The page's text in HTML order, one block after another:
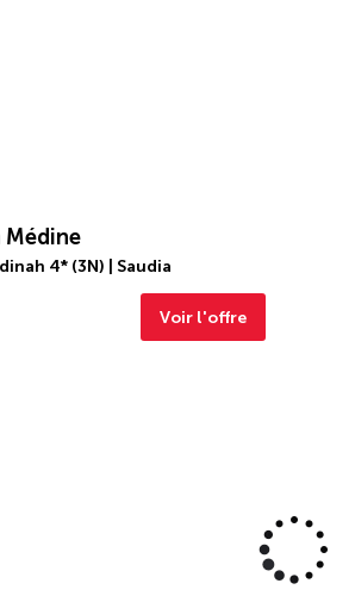
Médine
4* (3N) | Saudia
Voir l'offre